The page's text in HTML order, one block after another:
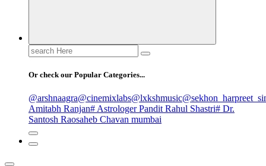
Search
for:
Or check our Popular Categories...
@arshnaagra@cinemixlabs@lxkshmusic
Amitabh Ranjan# Astrologer Pandit Rahul Shastri# Dr.
Santosh Raosaheb Chavan mumbai